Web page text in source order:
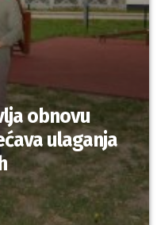
obnovu
ulaganja